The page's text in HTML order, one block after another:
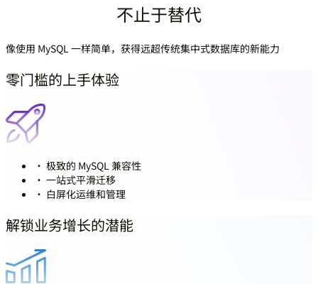
不止于替代
像使用 MySQL 一样简单，获得远超传统集中式数据库的新能力
零门槛的上手体验
· 极致的 MySQL 兼容性
· 一站式平滑迁移
· 白屏化运维和管理
解锁业务增长的潜能